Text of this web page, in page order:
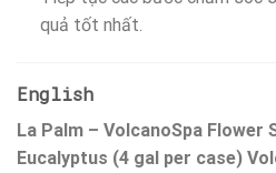
quả tốt nhất.
English
La Palm – VolcanoSpa Flower
Eucalyptus (4 gal per case)